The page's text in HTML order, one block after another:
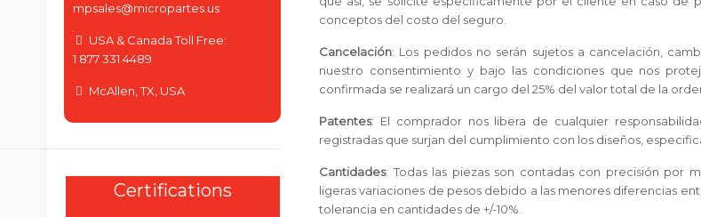
conceptos del costo del seguro.
Cancelación: Los pedidos no serán sujetos a cancelación,
nuestro consentimiento y bajo las condiciones que nos
confirmada se realizará un cargo del 25% del valor total de la
Patentes: El comprador nos libera de cualquier
registradas que surjan del cumplimiento con los diseños,
Cantidades: Todas las piezas son contadas con precisión por
ligeras variaciones de pesos debido a las menores diferencias
tolerancia en cantidades de +/-10%.
mpsales@micropartes.us
USA & Canada Toll Free:
1 877 331 4489
McAllen, TX, USA
Certifications